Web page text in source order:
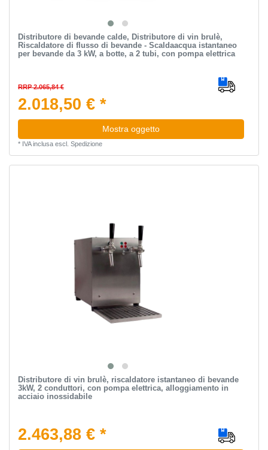
Distributore di bevande calde, Distributore di vin brulè,
Riscaldatore di flusso di bevande - Scaldaacqua istantaneo
per bevande da 3 kW, a botte, a 2 tubi, con pompa elettrica
RRP 2.065,84 €
2.018,50 € *
Mostra oggetto
* IVA inclusaescl. Spedizione
Distributore di vin brulè, riscaldatore istantaneo di bevande
3kW, 2 conduttori, con pompa elettrica, alloggiamento in
acciaio inossidabile
2.463,88 € *